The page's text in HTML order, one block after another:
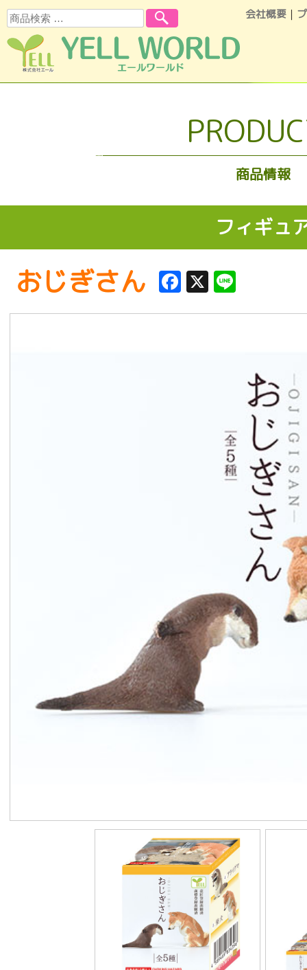
会社概要 ｜
検索
商品情報
フィギュ
おじぎさん Facebook
X Line